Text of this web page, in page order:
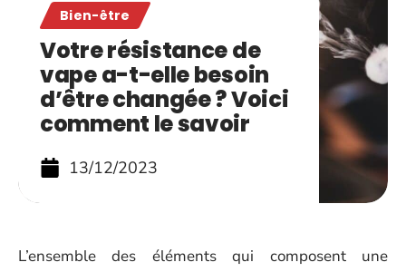
Bien-être
Votre résistance de
vape a-t-elle besoin
d’être changée ? Voici
comment le savoir
13/12/2023
L’ensemble des éléments qui composent une